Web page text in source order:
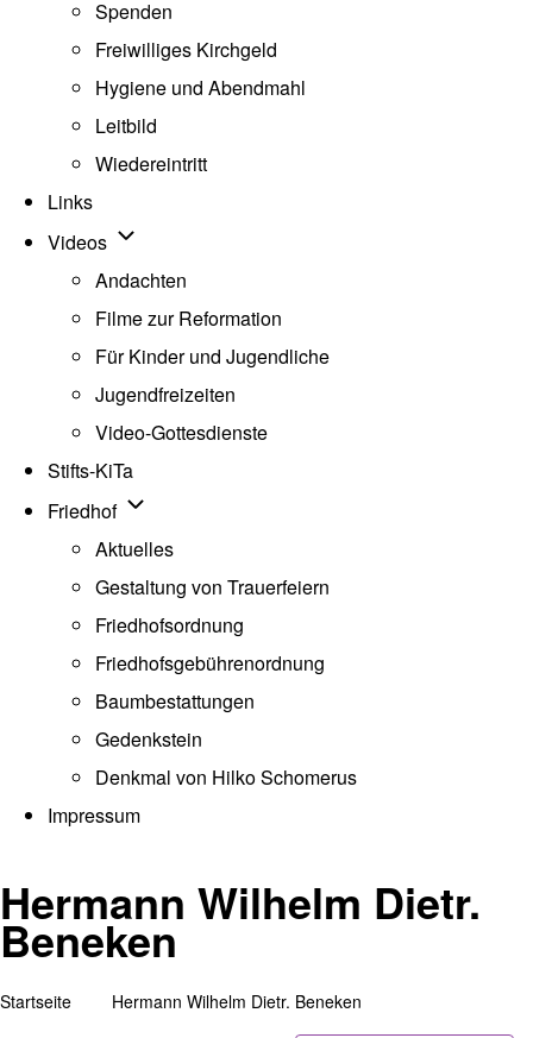
Spenden
Freiwilliges Kirchgeld
Hygiene und Abendmahl
Leitbild
Wiedereintritt
Links
Videos Unternavigation von Videos
Andachten
Filme zur Reformation
Für Kinder und Jugendliche
Jugendfreizeiten
Video-Gottesdienste
Stifts-KiTa
Friedhof Unternavigation von Friedhof
Aktuelles
Gestaltung von Trauerfeiern
Friedhofsordnung
Friedhofsgebührenordnung
Baumbestattungen
Gedenkstein
Denkmal von Hilko Schomerus
Impressum
Hermann Wilhelm Dietr.
Beneken
Startseite Hermann Wilhelm Dietr. Beneken